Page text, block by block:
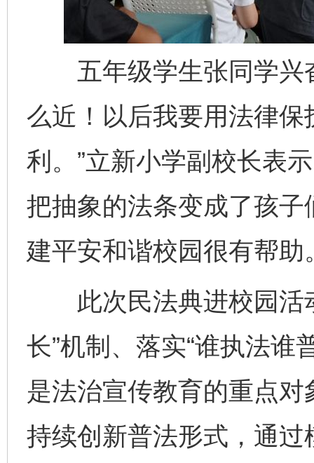
五年级学生张同学兴
么近！以后我要用法律
利。”立新小学副校长表
把抽象的法条变成了孩
建平安和谐校园很有帮助
此次民法典进校园活
长”机制、落实“谁执法谁
是法治宣传教育的重点
持续创新普法形式，通